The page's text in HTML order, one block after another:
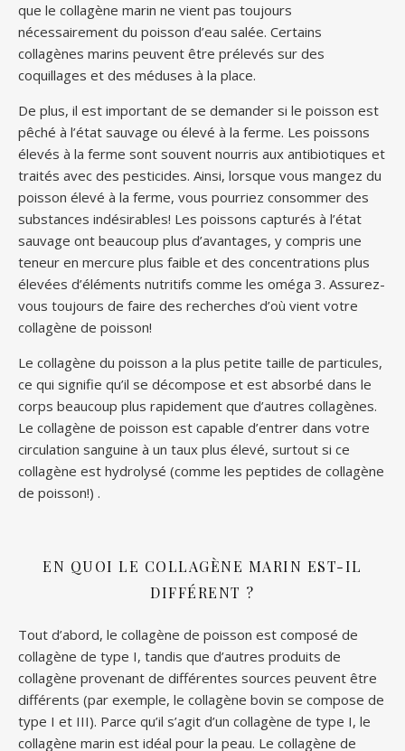
que le collagène marin ne vient pas toujours
nécessairement du poisson d’eau salée. Certains
collagènes marins peuvent être prélevés sur des
coquillages et des méduses à la place.
De plus, il est important de se demander si le poisson est
pêché à l’état sauvage ou élevé à la ferme. Les poissons
élevés à la ferme sont souvent nourris aux antibiotiques et
traités avec des pesticides. Ainsi, lorsque vous mangez du
poisson élevé à la ferme, vous pourriez consommer des
substances indésirables! Les poissons capturés à l’état
sauvage ont beaucoup plus d’avantages, y compris une
teneur en mercure plus faible et des concentrations plus
élevées d’éléments nutritifs comme les oméga 3. Assurez-
vous toujours de faire des recherches d’où vient votre
collagène de poisson!
Le collagène du poisson a la plus petite taille de particules,
ce qui signifie qu’il se décompose et est absorbé dans le
corps beaucoup plus rapidement que d’autres collagènes.
Le collagène de poisson est capable d’entrer dans votre
circulation sanguine à un taux plus élevé, surtout si ce
collagène est hydrolysé (comme les peptides de collagène
de poisson!) .
EN QUOI LE COLLAGÈNE MARIN EST-IL
DIFFÉRENT ?
Tout d’abord, le collagène de poisson est composé de
collagène de type I, tandis que d’autres produits de
collagène provenant de différentes sources peuvent être
différents (par exemple, le collagène bovin se compose de
type I et III). Parce qu’il s’agit d’un collagène de type I, le
collagène marin est idéal pour la peau. Le collagène de